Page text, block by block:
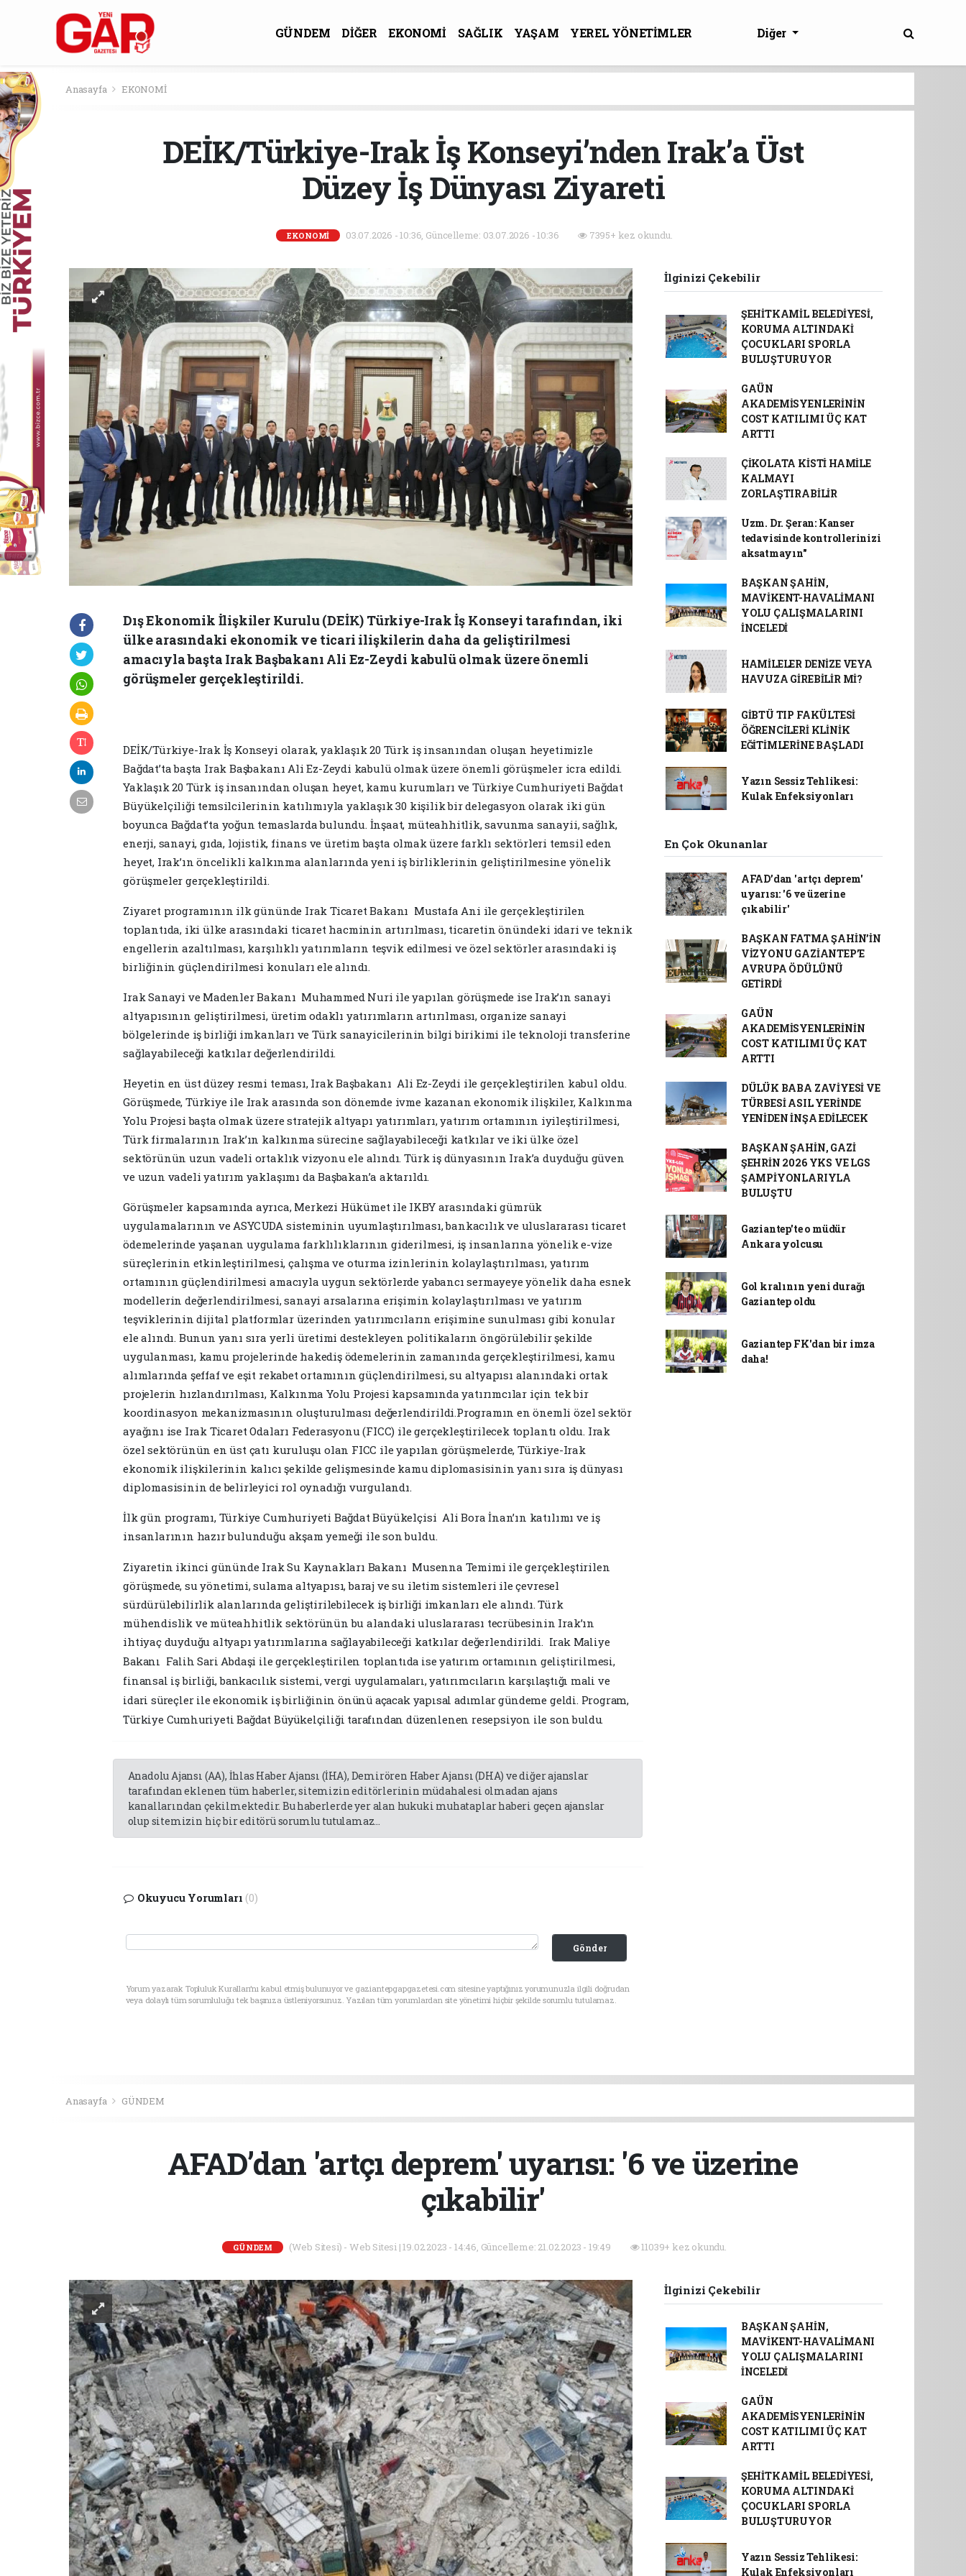
GÜNDEM DİĞER EKONOMİ SAĞLIK YAŞAM
YEREL YÖNETİMLER
Diğer
Anasayfa EKONOMİ
DEİK/Türkiye-Irak İş Konseyi’nden Irak’a Üst
Düzey İş Dünyası Ziyareti
EKONOMİ 03.07.2026 - 10:36, Güncelleme: 03.07.2026 - 10:36 7395+ kez okundu.
Dış Ekonomik İlişkiler Kurulu (DEİK) Türkiye-Irak İş Konseyi tarafından, iki
ülke arasındaki ekonomik ve ticari ilişkilerin daha da geliştirilmesi
amacıyla başta Irak Başbakanı Ali Ez-Zeydi kabulü olmak üzere önemli
görüşmeler gerçekleştirildi.
DEİK/Türkiye-Irak İş Konseyi olarak, yaklaşık 20 Türk iş insanından oluşan heyetimizle
Bağdat’ta başta Irak Başbakanı Ali Ez-Zeydi kabulü olmak üzere önemli görüşmeler icra edildi.
Yaklaşık 20 Türk iş insanından oluşan heyet, kamu kurumları ve Türkiye Cumhuriyeti Bağdat
Büyükelçiliği temsilcilerinin katılımıyla yaklaşık 30 kişilik bir delegasyon olarak iki gün
boyunca Bağdat’ta yoğun temaslarda bulundu. İnşaat, müteahhitlik, savunma sanayii, sağlık,
enerji, sanayi, gıda, lojistik, finans ve üretim başta olmak üzere farklı sektörleri temsil eden
heyet, Irak’ın öncelikli kalkınma alanlarında yeni iş birliklerinin geliştirilmesine yönelik
görüşmeler gerçekleştirildi.
Ziyaret programının ilk gününde Irak Ticaret Bakanı Mustafa Ani ile gerçekleştirilen
toplantıda, iki ülke arasındaki ticaret hacminin artırılması, ticaretin önündeki idari ve teknik
engellerin azaltılması, karşılıklı yatırımların teşvik edilmesi ve özel sektörler arasındaki iş
birliğinin güçlendirilmesi konuları ele alındı.
Irak Sanayi ve Madenler Bakanı Muhammed Nuri ile yapılan görüşmede ise Irak’ın sanayi
altyapısının geliştirilmesi, üretim odaklı yatırımların artırılması, organize sanayi
bölgelerinde iş birliği imkanları ve Türk sanayicilerinin bilgi birikimi ile teknoloji transferine
sağlayabileceği katkılar değerlendirildi.
Heyetin en üst düzey resmi teması, Irak Başbakanı Ali Ez-Zeydi ile gerçekleştirilen kabul oldu.
Görüşmede, Türkiye ile Irak arasında son dönemde ivme kazanan ekonomik ilişkiler, Kalkınma
Yolu Projesi başta olmak üzere stratejik altyapı yatırımları, yatırım ortamının iyileştirilmesi,
Türk firmalarının Irak’ın kalkınma sürecine sağlayabileceği katkılar ve iki ülke özel
sektörünün uzun vadeli ortaklık vizyonu ele alındı. Türk iş dünyasının Irak’a duyduğu güven
ve uzun vadeli yatırım yaklaşımı da Başbakan’a aktarıldı.
Görüşmeler kapsamında ayrıca, Merkezi Hükümet ile IKBY arasındaki gümrük
uygulamalarının ve ASYCUDA sisteminin uyumlaştırılması, bankacılık ve uluslararası ticaret
ödemelerinde yaşanan uygulama farklılıklarının giderilmesi, iş insanlarına yönelik e-vize
süreçlerinin etkinleştirilmesi, çalışma ve oturma izinlerinin kolaylaştırılması, yatırım
ortamının güçlendirilmesi amacıyla uygun sektörlerde yabancı sermayeye yönelik daha esnek
modellerin değerlendirilmesi, sanayi arsalarına erişimin kolaylaştırılması ve yatırım
teşviklerinin dijital platformlar üzerinden yatırımcıların erişimine sunulması gibi konular
ele alındı. Bunun yanı sıra yerli üretimi destekleyen politikaların öngörülebilir şekilde
uygulanması, kamu projelerinde hakediş ödemelerinin zamanında gerçekleştirilmesi, kamu
alımlarında şeffaf ve eşit rekabet ortamının güçlendirilmesi, su altyapısı alanındaki ortak
projelerin hızlandırılması, Kalkınma Yolu Projesi kapsamında yatırımcılar için tek bir
koordinasyon mekanizmasının oluşturulması değerlendirildi.Programın en önemli özel sektör
ayağını ise Irak Ticaret Odaları Federasyonu (FICC) ile gerçekleştirilecek toplantı oldu. Irak
özel sektörünün en üst çatı kuruluşu olan FICC ile yapılan görüşmelerde, Türkiye-Irak
ekonomik ilişkilerinin kalıcı şekilde gelişmesinde kamu diplomasisinin yanı sıra iş dünyası
diplomasisinin de belirleyici rol oynadığı vurgulandı.
İlk gün programı, Türkiye Cumhuriyeti Bağdat Büyükelçisi Ali Bora İnan’ın katılımı ve iş
insanlarının hazır bulunduğu akşam yemeği ile son buldu.
Ziyaretin ikinci gününde Irak Su Kaynakları Bakanı Musenna Temimi ile gerçekleştirilen
görüşmede, su yönetimi, sulama altyapısı, baraj ve su iletim sistemleri ile çevresel
sürdürülebilirlik alanlarında geliştirilebilecek iş birliği imkanları ele alındı. Türk
mühendislik ve müteahhitlik sektörünün bu alandaki uluslararası tecrübesinin Irak’ın
ihtiyaç duyduğu altyapı yatırımlarına sağlayabileceği katkılar değerlendirildi. Irak Maliye
Bakanı Falih SariAbdaşi ile gerçekleştirilen toplantıda ise yatırım ortamının geliştirilmesi,
finansal iş birliği, bankacılık sistemi, vergi uygulamaları, yatırımcıların karşılaştığı mali ve
idari süreçler ile ekonomik iş birliğinin önünü açacak yapısal adımlar gündeme geldi. Program,
Türkiye Cumhuriyeti Bağdat Büyükelçiliği tarafından düzenlenen resepsiyon ile son buldu.
Anadolu Ajansı (AA), İhlas Haber Ajansı (İHA), Demirören Haber Ajansı (DHA) ve diğer ajanslar
tarafından eklenen tüm haberler, sitemizin editörlerinin müdahalesi olmadan ajans
kanallarından çekilmektedir. Bu haberlerde yer alan hukuki muhataplar haberi geçen ajanslar
olup sitemizin hiç bir editörü sorumlu tutulamaz...
Okuyucu Yorumları (0)
Gönder
Yorum yazarak Topluluk Kuralları’nı kabul etmiş bulunuyor ve gaziantepgapgazetesi.com sitesine yaptığınız yorumunuzla ilgili doğrudan
veya dolaylı tüm sorumluluğu tek başınıza üstleniyorsunuz. Yazılan tüm yorumlardan site yönetimi hiçbir şekilde sorumlu tutulamaz.
İlginizi Çekebilir
ŞEHİTKAMİL BELEDİYESİ,
KORUMA ALTINDAKİ
ÇOCUKLARI SPORLA
BULUŞTURUYOR
GAÜN
AKADEMİSYENLERİNİN
COST KATILIMI ÜÇ KAT
ARTTI
ÇİKOLATA KİSTİ HAMİLE
KALMAYI
ZORLAŞTIRABİLİR
Uzm. Dr. Şeran: Kanser
tedavisinde kontrollerinizi
aksatmayın"
BAŞKAN ŞAHİN,
MAVİKENT-HAVALİMANI
YOLU ÇALIŞMALARINI
İNCELEDİ
HAMİLELER DENİZE VEYA
HAVUZA GİREBİLİR Mİ?
GİBTÜ TIP FAKÜLTESİ
ÖĞRENCİLERİ KLİNİK
EĞİTİMLERİNE BAŞLADI
Yazın Sessiz Tehlikesi:
Kulak Enfeksiyonları
En Çok Okunanlar
AFAD’dan 'artçı deprem'
uyarısı: '6 ve üzerine
çıkabilir'
BAŞKAN FATMA ŞAHİN’İN
VİZYONU GAZİANTEP’E
AVRUPA ÖDÜLÜNÜ
GETİRDİ
GAÜN
AKADEMİSYENLERİNİN
COST KATILIMI ÜÇ KAT
ARTTI
DÜLÜK BABA ZAVİYESİ VE
TÜRBESİ ASIL YERİNDE
YENİDEN İNŞA EDİLECEK
BAŞKAN ŞAHİN, GAZİ
ŞEHRİN 2026 YKS VE LGS
ŞAMPİYONLARIYLA
BULUŞTU
Gaziantep'te o müdür
Ankara yolcusu
Gol kralının yeni durağı
Gaziantep oldu
Gaziantep FK'dan bir imza
daha!
Anasayfa GÜNDEM
AFAD’dan 'artçı deprem' uyarısı: '6 ve üzerine
çıkabilir'
GÜNDEM (Web Sitesi) - Web Sitesi | 19.02.2023 - 14:46, Güncelleme: 21.02.2023 - 19:49 11039+ kez okundu.
İlginizi Çekebilir
BAŞKAN ŞAHİN,
MAVİKENT-HAVALİMANI
YOLU ÇALIŞMALARINI
İNCELEDİ
GAÜN
AKADEMİSYENLERİNİN
COST KATILIMI ÜÇ KAT
ARTTI
ŞEHİTKAMİL BELEDİYESİ,
KORUMA ALTINDAKİ
ÇOCUKLARI SPORLA
BULUŞTURUYOR
Yazın Sessiz Tehlikesi:
Kulak Enfeksiyonları